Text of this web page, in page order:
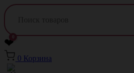
❤0
0 Корзина